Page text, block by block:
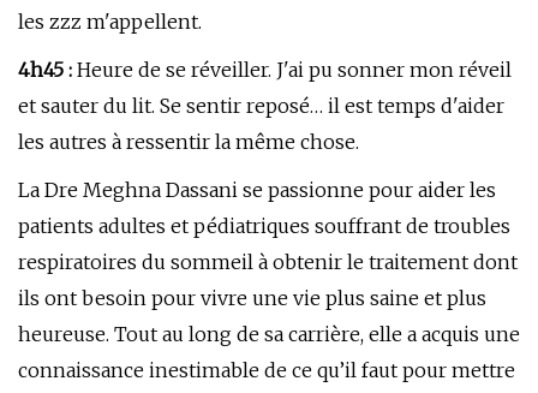
les zzz m'appellent.
4h45 : Heure de se réveiller. J'ai pu sonner mon réveil
et sauter du lit. Se sentir reposé… il est temps d'aider
les autres à ressentir la même chose.
La Dre Meghna Dassani se passionne pour aider les
patients adultes et pédiatriques souffrant de troubles
respiratoires du sommeil à obtenir le traitement dont
ils ont besoin pour vivre une vie plus saine et plus
heureuse. Tout au long de sa carrière, elle a acquis une
connaissance inestimable de ce qu’il faut pour mettre